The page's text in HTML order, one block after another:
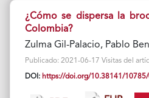
¿Cómo se dispersa la
Colombia?
Zulma Gil-Palacio, Pablo
Publicado: 2021-06-17 Visitas del
DOI: https://doi.org/10.38141/10785/